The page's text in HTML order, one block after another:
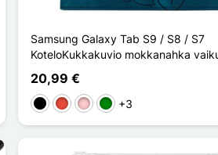
Samsung Galaxy Tab S9 / S8 / S7
KoteloKukkakuvio mokkanahka
20,99 €
MustaPunainen
PinkkiVihreä
+3